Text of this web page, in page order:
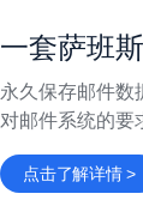
一套萨班
永久保存邮件数
对邮件系统的要
点击了解详情 >